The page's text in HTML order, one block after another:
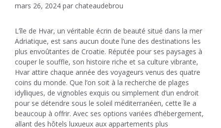
mars 26, 2024 par chateaudebrou
L’île de Hvar, un véritable écrin de beauté situé dans la mer
Adriatique, est sans aucun doute l’une des destinations les
plus envoûtantes de Croatie. Réputée pour ses paysages à
couper le souffle, son histoire riche et sa culture vibrante,
Hvar attire chaque année des voyageurs venus des quatre
coins du monde. Que l’on soit à la recherche de plages
idylliques, de vignobles exquis ou simplement d’un endroit
pour se détendre sous le soleil méditerranéen, cette île a
beaucoup à offrir. Avec ses options variées d’hébergement,
allant des hôtels luxueux aux appartements plus